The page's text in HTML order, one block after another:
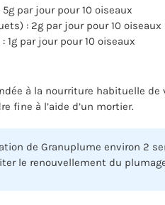
par jour pour 10 oiseaux
: 2g par jour pour 10 oiseaux
1g par jour pour 10 oiseaux
à la nourriture habituelle de
fine à l’aide d’un mortier.
de Granuplume environ 2
le renouvellement du